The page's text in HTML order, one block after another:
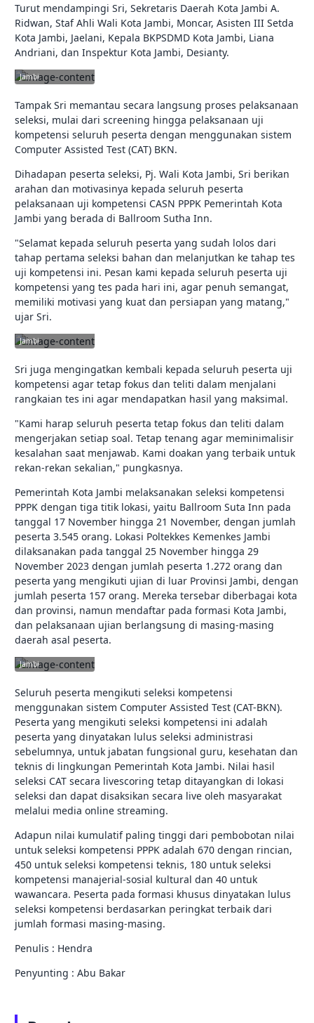
Turut mendampingi Sri, Sekretaris Daerah Kota Jambi A.
Ridwan, Staf Ahli Wali Kota Jambi, Moncar, Asisten III Setda
Kota Jambi, Jaelani, Kepala BKPSDMD Kota Jambi, Liana
Andriani, dan Inspektur Kota Jambi, Desianty.
jambikota.go.id |
Jambi
Tampak Sri memantau secara langsung proses pelaksanaan
seleksi, mulai dari screening hingga pelaksanaan uji
kompetensi seluruh peserta dengan menggunakan sistem
Computer Assisted Test (CAT) BKN.
Dihadapan peserta seleksi, Pj. Wali Kota Jambi, Sri berikan
arahan dan motivasinya kepada seluruh peserta
pelaksanaan uji kompetensi CASN PPPK Pemerintah Kota
Jambi yang berada di Ballroom Sutha Inn.
"Selamat kepada seluruh peserta yang sudah lolos dari
tahap pertama seleksi bahan dan melanjutkan ke tahap tes
uji kompetensi ini. Pesan kami kepada seluruh peserta uji
kompetensi yang tes pada hari ini, agar penuh semangat,
memiliki motivasi yang kuat dan persiapan yang matang,"
ujar Sri.
jambikota.go.id |
Jambi
Sri juga mengingatkan kembali kepada seluruh peserta uji
kompetensi agar tetap fokus dan teliti dalam menjalani
rangkaian tes ini agar mendapatkan hasil yang maksimal.
"Kami harap seluruh peserta tetap fokus dan teliti dalam
mengerjakan setiap soal. Tetap tenang agar meminimalisir
kesalahan saat menjawab. Kami doakan yang terbaik untuk
rekan-rekan sekalian," pungkasnya.
Pemerintah Kota Jambi melaksanakan seleksi kompetensi
PPPK dengan tiga titik lokasi, yaitu Ballroom Suta Inn pada
tanggal 17 November hingga 21 November, dengan jumlah
peserta 3.545 orang. Lokasi Poltekkes Kemenkes Jambi
dilaksanakan pada tanggal 25 November hingga 29
November 2023 dengan jumlah peserta 1.272 orang dan
peserta yang mengikuti ujian di luar Provinsi Jambi, dengan
jumlah peserta 157 orang. Mereka tersebar diberbagai kota
dan provinsi, namun mendaftar pada formasi Kota Jambi,
dan pelaksanaan ujian berlangsung di masing-masing
daerah asal peserta.
jambikota.go.id |
Jambi
Seluruh peserta mengikuti seleksi kompetensi
menggunakan sistem Computer Assisted Test (CAT-BKN).
Peserta yang mengikuti seleksi kompetensi ini adalah
peserta yang dinyatakan lulus seleksi administrasi
sebelumnya, untuk jabatan fungsional guru, kesehatan dan
teknis di lingkungan Pemerintah Kota Jambi. Nilai hasil
seleksi CAT secara livescoring tetap ditayangkan di lokasi
seleksi dan dapat disaksikan secara live oleh masyarakat
melalui media online streaming.
Adapun nilai kumulatif paling tinggi dari pembobotan nilai
untuk seleksi kompetensi PPPK adalah 670 dengan rincian,
450 untuk seleksi kompetensi teknis, 180 untuk seleksi
kompetensi manajerial-sosial kultural dan 40 untuk
wawancara. Peserta pada formasi khusus dinyatakan lulus
seleksi kompetensi berdasarkan peringkat terbaik dari
jumlah formasi masing-masing.
Penulis : Hendra
Penyunting : Abu Bakar